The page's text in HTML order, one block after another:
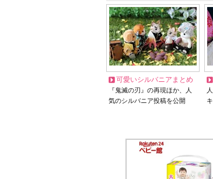
可愛いシルバニアまとめ
『鬼滅の刃』の再現ほか、人
気のシルバニア投稿を公開